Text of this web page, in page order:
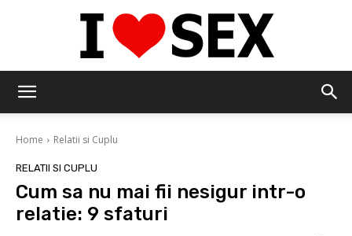
Home Relatii si Cuplu
RELATII SI CUPLU
Cum sa nu mai fii nesigur intr-o
relatie: 9 sfaturi